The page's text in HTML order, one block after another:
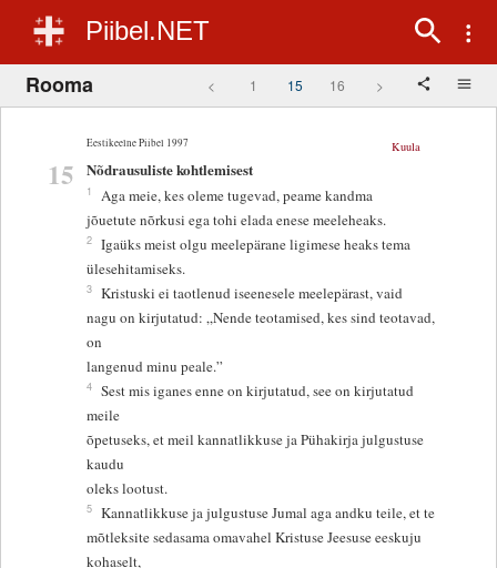
Piibel.NET
Rooma < 1 15 16 >
Eestikeelne Piibel 1997
15
Kuula
Nõdrausuliste kohtlemisest
1
Aga meie, kes oleme tugevad, peame kandma
jõuetute nõrkusi ega tohi elada enese meeleheaks.
2 Igaüks meist olgu meelepärane ligimese heaks tema
ülesehitamiseks.
3 Kristuski ei taotlenud iseenesele meelepärast, vaid
nagu on kirjutatud: „Nende teotamised, kes sind teotavad,
on
langenud minu peale.”
4 Sest mis iganes enne on kirjutatud, see on kirjutatud
meile
õpetuseks, et meil kannatlikkuse ja Pühakirja julgustuse
kaudu
oleks lootust.
5 Kannatlikkuse ja julgustuse Jumal aga andku teile, et te
mõtleksite sedasama omavahel Kristuse Jeesuse eeskuju
kohaselt,